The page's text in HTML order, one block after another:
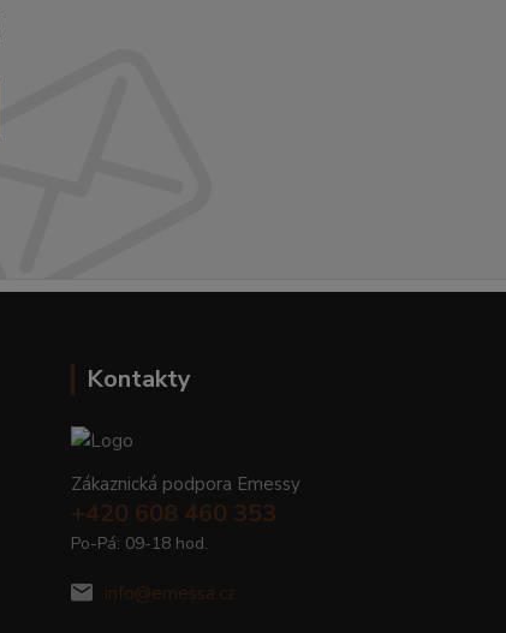
Kontakty
Zákaznická podpora Emessy
+420 608 460 353
Po-Pá: 09-18 hod.
info@emessa.cz